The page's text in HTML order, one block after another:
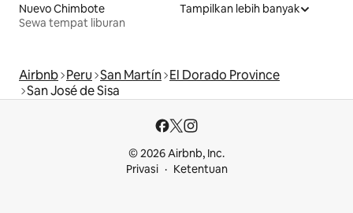
Nuevo Chimbote
Sewa tempat liburan
Tampilkan lebih banyak
Airbnb Peru San Martín El Dorado Province
San José de Sisa
© 2026 Airbnb, Inc.
Privasi
Ketentuan